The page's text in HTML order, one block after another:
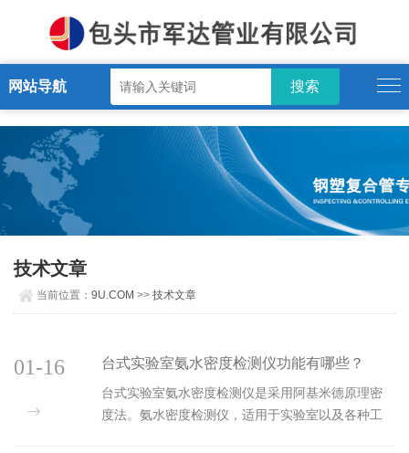
9U.COM
网站导航
技术文章
当前位置：9U.COM >>技术文章
台式实验室氨水密度检测仪功能有哪些？
台式实验室氨水密度检测仪是采用阿基米德原理密
度法。氨水密度检测仪，适用于实验室以及各种工
01-16